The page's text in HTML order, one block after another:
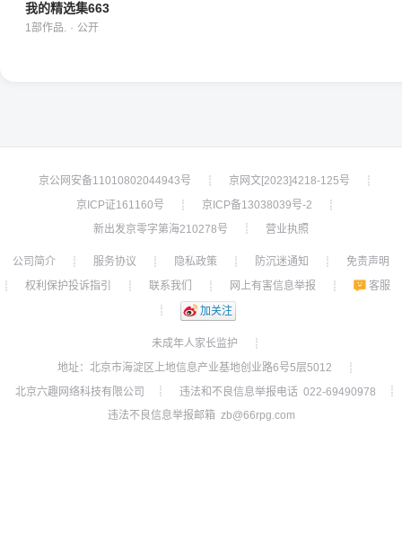
我的精选集663
1部作品. · 公开
京公网安备11010802044943号 ┊ 京网文[2023]4218-125号
┊
京ICP证161160号
┊ 京ICP备13038039号-2
┊
新出发京零字第海210278号
┊ 营业执照
公司简介 ┊ 服务协议 ┊ 隐私政策 ┊ 防沉迷通知 ┊
免责声明
┊
权利保护投诉指引 ┊ 联系我们 ┊ 网上有害信息举报 ┊
客服
┊
加关注
未成年人家长监护
┊
地址：北京市海淀区上地信息产业基地创业路6号5层5012
┊
北京六趣网络科技有限公司
┊ 违法和不良信息举报电话 022-69490978
┊
违法不良信息举报邮箱 zb@66rpg.com